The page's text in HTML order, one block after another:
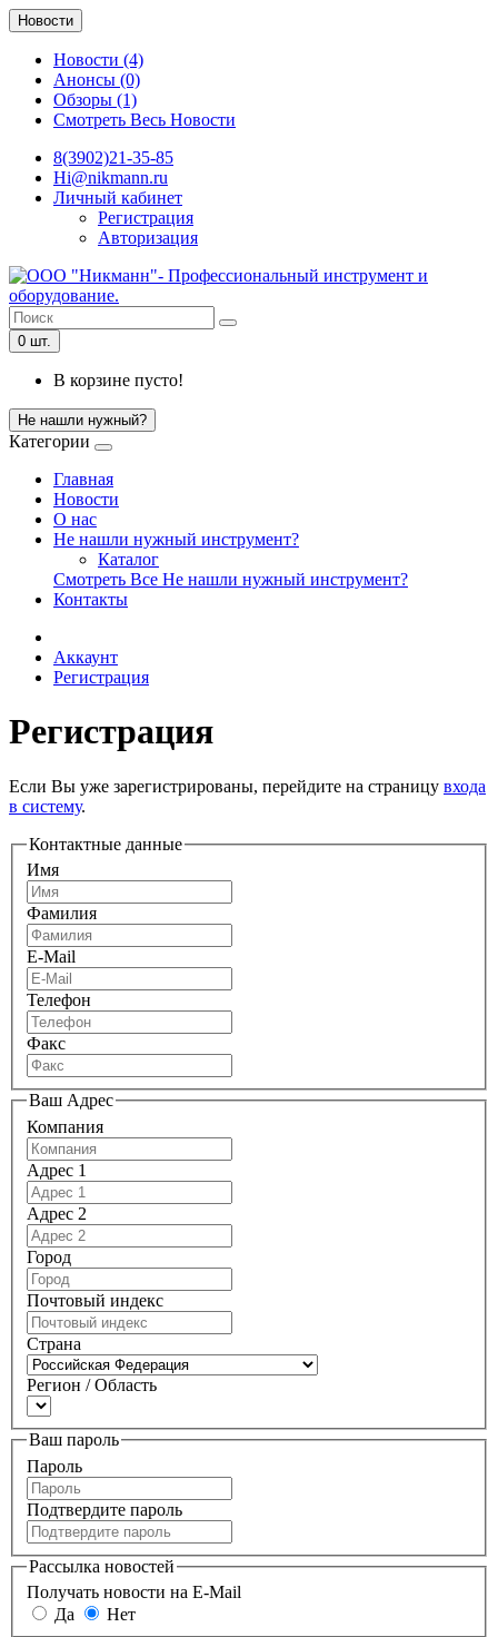
Новости
Новости (4)
Анонсы (0)
Обзоры (1)
Смотреть Весь Новости
8(3902)21-35-85
Hi@nikmann.ru
Личный кабинет
Регистрация
Авторизация
0 шт.
В корзине пусто!
Не нашли нужный?
Категории
Главная
Новости
О нас
Не нашли нужный инструмент?
Каталог
Смотреть Все Не нашли нужный инструмент?
Контакты
Аккаунт
Регистрация
Регистрация
Если Вы уже зарегистрированы, перейдите на страницу входа
в систему.
Контактные данные
Имя
Фамилия
E-Mail
Телефон
Факс
Ваш Адрес
Компания
Адрес 1
Адрес 2
Город
Почтовый индекс
Страна
Регион / Область
Ваш пароль
Пароль
Подтвердите пароль
Рассылка новостей
Получать новости на E-Mail
Да
Нет